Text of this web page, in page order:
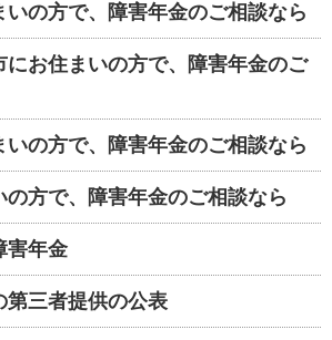
いの方で、障害年金のご相談なら
にお住まいの方で、障害年金のご
いの方で、障害年金のご相談なら
の方で、障害年金のご相談なら
害年金
第三者提供の公表